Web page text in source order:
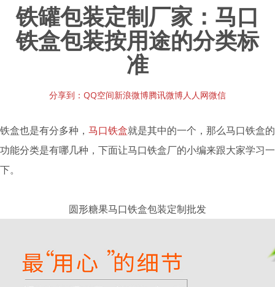
铁罐包装定制厂家：马口
铁盒包装按用途的分类标
准
分享到： QQ空间新浪微博腾讯微博人人网微信
铁盒也是有分多种， 马口铁盒就是其中的一个，那么马口铁盒的
功能分类是有哪几种，下面让马口铁盒厂的小编来跟大家学习一
下。
圆形糖果马口铁盒包装定制批发